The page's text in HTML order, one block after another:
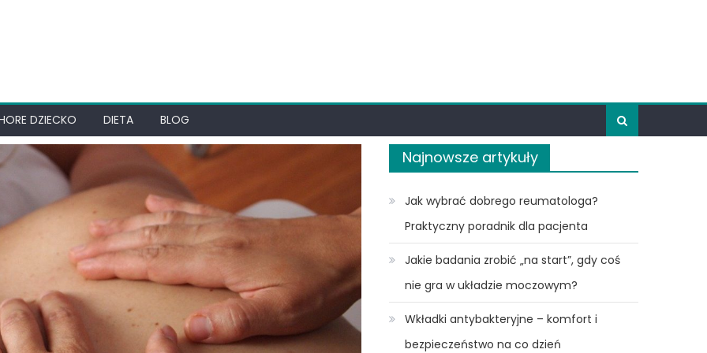
DZIECKO DIETA BLOG
Najnowsze artykuły
Jak wybrać dobrego reumatologa?
Praktyczny poradnik dla pacjenta
Jakie badania zrobić „na start”, gdy coś
nie gra w układzie moczowym?
Wkładki antybakteryjne – komfort i
bezpieczeństwo na co dzień